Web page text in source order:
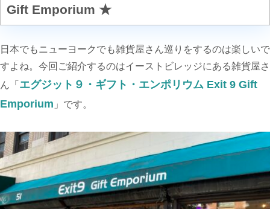
Gift Emporium ★
日本でもニューヨークでも雑貨屋さん巡りをするのは楽しいで
すよね。今回ご紹介するのはイーストビレッジにある雑貨屋さ
ん「 エグジット９・ギフト・エンポリウム Exit 9 Gift
Emporium 」です。